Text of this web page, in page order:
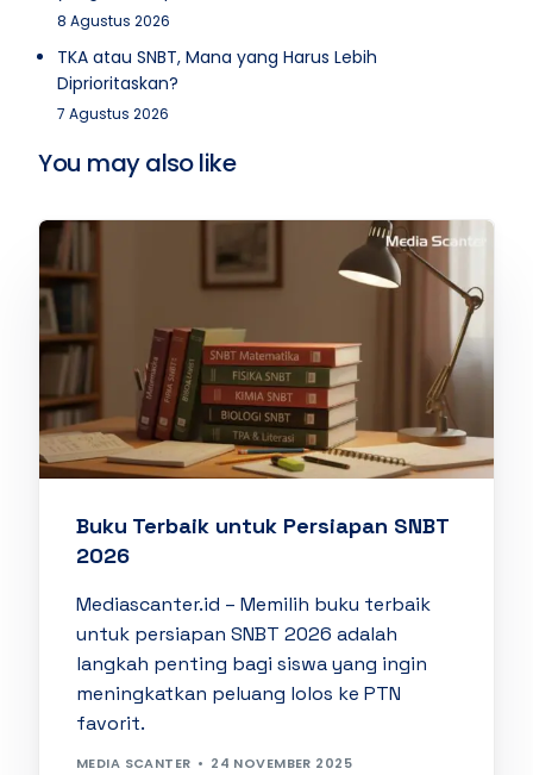
8 Agustus 2026
TKA atau SNBT, Mana yang Harus Lebih
Diprioritaskan?
7 Agustus 2026
You may also like
Buku Terbaik untuk Persiapan SNBT
2026
Mediascanter.id – Memilih buku terbaik
untuk persiapan SNBT 2026 adalah
langkah penting bagi siswa yang ingin
meningkatkan peluang lolos ke PTN
favorit.
MEDIA SCANTER 24 NOVEMBER 2025